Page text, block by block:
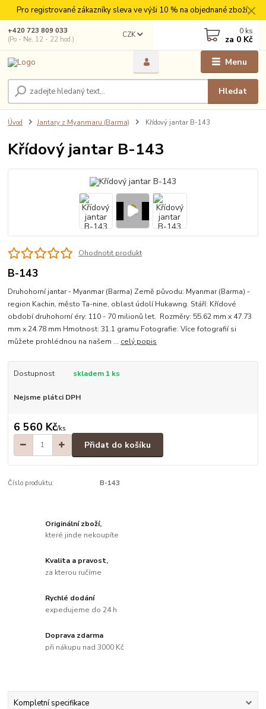
Pro registrované zákazníky sleva ve výši 10 % na objednané zboží.
Menu
CZK
Hledat
+420 723 809 033
(Po - Ne, 12 - 22 hod.)
0 ks
za 0 Kč
Úvod Jantary z Myanmaru (Barma) Křídový jantar B-143
Křídový jantar B-143
Ohodnotit produkt
B-143
Druhohorní jantar - Myanmar (Barma) Země původu: Myanmar (Barma) -
region Kachin, město Ta-nine, oblast údolí Hukawng. Stáří: Křídové
období druhohorní éry: 110 - 70 milionů let. Rozměry: 55.62 mm x 47.73
mm x 24.78 mm Hmotnost: 31.1 gramu Fotografie: Více fotografií si
můžete prohlédnou na našem ... celý popis
Dostupnost skladem 1 ks
Nejsme plátci DPH
6 560 Kč/ks
Přidat do košíku
Číslo produktu: B-143
Originální zboží,
které jinde nekoupíte
Kvalita a pravost,
za kterou ručíme
Rychlé dodání
expedujeme do 24 h
Doprava zdarma
při nákupu nad 3000 Kč
Kompletní specifikace